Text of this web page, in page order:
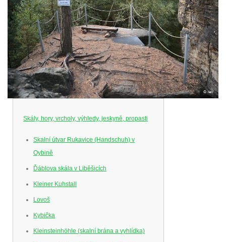
Skály, hory, vrcholy, výhledy, jeskyně, propasti
Skalní útvar Rukavice (Handschuh) v
Oybině
Ďáblova skála v Liběšicích
Kleiner Kuhstall
Lovoš
Kybička
Kleinsteinhöhle (skalní brána a vyhlídka)